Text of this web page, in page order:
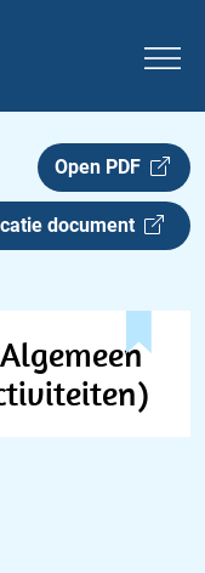
Open PDF
document